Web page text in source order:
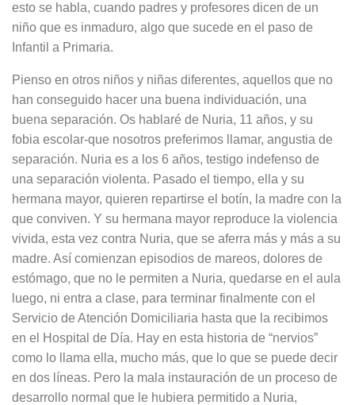
esto se habla, cuando padres y profesores dicen de un
niño que es inmaduro, algo que sucede en el paso de
Infantil a Primaria.
Pienso en otros niños y niñas diferentes, aquellos que no
han conseguido hacer una buena individuación, una
buena separación. Os hablaré de Nuria, 11 años, y su
fobia escolar-que nosotros preferimos llamar, angustia de
separación. Nuria es a los 6 años, testigo indefenso de
una separación violenta. Pasado el tiempo, ella y su
hermana mayor, quieren repartirse el botín, la madre con la
que conviven. Y su hermana mayor reproduce la violencia
vivida, esta vez contra Nuria, que se aferra más y más a su
madre. Así comienzan episodios de mareos, dolores de
estómago, que no le permiten a Nuria, quedarse en el aula
luego, ni entra a clase, para terminar finalmente con el
Servicio de Atención Domiciliaria hasta que la recibimos
en el Hospital de Día. Hay en esta historia de “nervios”
como lo llama ella, mucho más, que lo que se puede decir
en dos líneas. Pero la mala instauración de un proceso de
desarrollo normal que le hubiera permitido a Nuria,